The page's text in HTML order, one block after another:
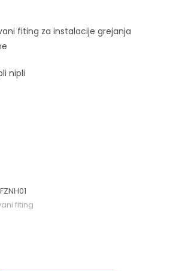
fiting za instalacije grejanja
nipli
fiting